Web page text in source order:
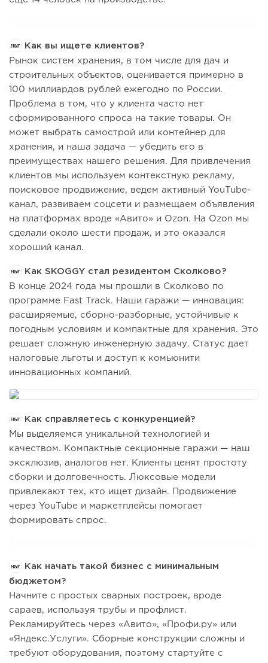
Как вы ищете клиентов?
Рынок систем хранения, в том числе для дач и
строительных объектов, оценивается примерно в
100 миллиардов рублей ежегодно по России.
Проблема в том, что у клиента часто нет
сформированного спроса на такие товары. Он
может выбрать самострой или контейнер для
хранения, и наша задача — убедить его в
преимуществах нашего решения. Для привлечения
клиентов мы используем контекстную рекламу,
поисковое продвижение, ведем активный YouTube-
канал, развиваем соцсети и размещаем объявления
на платформах вроде «Авито» и Ozon. На Ozon мы
сделали около шести продаж, и это оказался
хороший канал.
Как SKOGGY стал резидентом Сколково?
В конце 2024 года мы прошли в Сколково по
программе Fast Track. Наши гаражи — инновация:
расширяемые, сборно-разборные, устойчивые к
погодным условиям и компактные для хранения. Это
решает сложную инженерную задачу. Статус дает
налоговые льготы и доступ к комьюнити
инновационных компаний.
Как справляетесь с конкуренцией?
Мы выделяемся уникальной технологией и
качеством. Компактные секционные гаражи — наш
эксклюзив, аналогов нет. Клиенты ценят простоту
сборки и долговечность. Люксовые модели
привлекают тех, кто ищет дизайн. Продвижение
через YouTube и маркетплейсы помогает
формировать спрос.
Как начать такой бизнес с минимальным
бюджетом?
Начните с простых сварных построек, вроде
сараев, используя трубы и профлист.
Рекламируйтесь через «Авито», «Профи.ру» или
«Яндекс.Услуги». Сборные конструкции сложны и
требуют оборудования, поэтому стартуйте с